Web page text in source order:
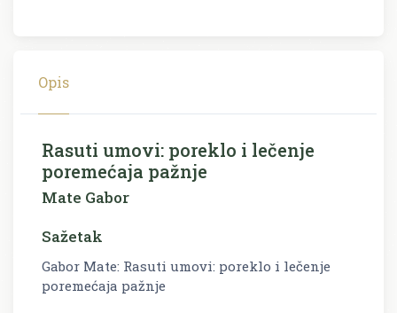
Opis
Rasuti umovi: poreklo i lečenje
poremećaja pažnje
Mate Gabor
Sažetak
Gabor Mate: Rasuti umovi: poreklo i lečenje
poremećaja pažnje